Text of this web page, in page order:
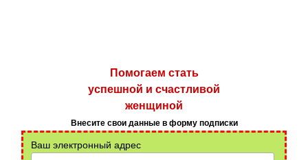
Помогаем стать
успешной и счастливой
женщиной
Внесите свои данные в форму подписки
Ваш электронный адрес